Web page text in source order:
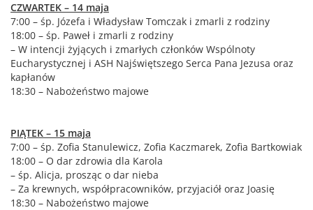
CZWARTEK – 14 maja
7:00 – śp. Józefa i Władysław Tomczak i zmarli z rodziny
18:00 – śp. Paweł i zmarli z rodziny
– W intencji żyjących i zmarłych członków Wspólnoty
Eucharystycznej i ASH Najświętszego Serca Pana Jezusa oraz
kapłanów
18:30 – Nabożeństwo majowe
PIĄTEK – 15 maja
7:00 – śp. Zofia Stanulewicz, Zofia Kaczmarek, Zofia Bartkowiak
18:00 – O dar zdrowia dla Karola
– śp. Alicja, prosząc o dar nieba
– Za krewnych, współpracowników, przyjaciół oraz Joasię
18:30 – Nabożeństwo majowe